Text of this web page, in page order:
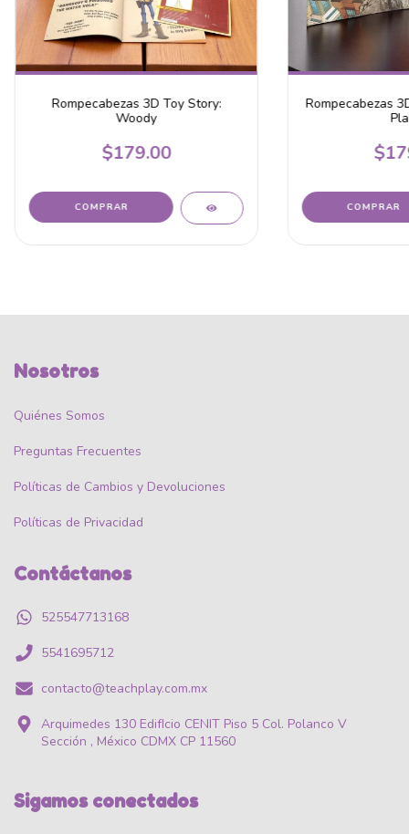
Rompecabezas 3D Toy Story:
Woody
$179.00
Rompecabezas
Nosotros
Quiénes Somos
Preguntas Frecuentes
Políticas de Cambios y Devoluciones
Políticas de Privacidad
Contáctanos
525547713168
5541695712
contacto@teachplay.com.mx
Arquimedes 130 EdifIcio CENIT Piso 5 Col. Polanco V
Sección , México CDMX CP 11560
Sigamos conectados